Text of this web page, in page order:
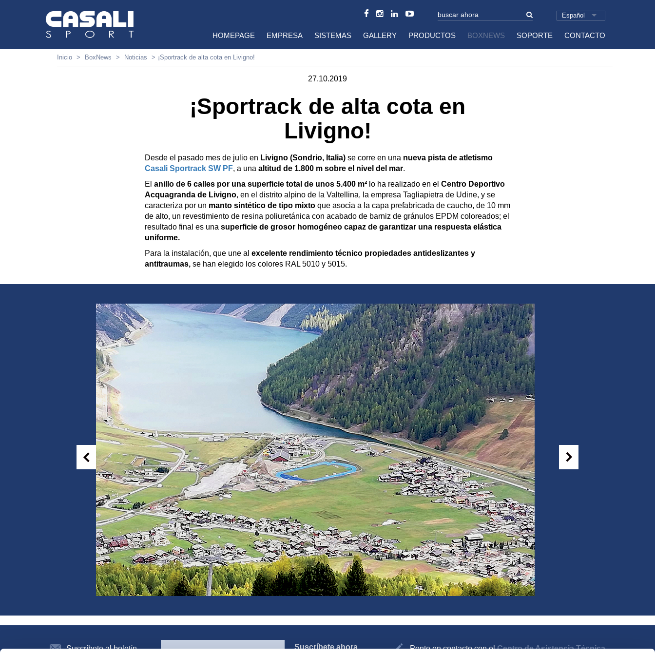
Español
HOMEPAGE EMPRESA SISTEMAS GALLERY PRODUCTOS BOXNEWS SOPORTE CONTACTO
Inicio BoxNews Noticias ¡Sportrack de alta cota en Livigno!
27.10.2019
¡Sportrack de alta cota en
Livigno!
Desde el pasado mes de julio en Livigno (Sondrio, Italia) se corre en una nueva pista de atletismo
Casali Sportrack SW PF, a una altitud de 1.800 m sobre el nivel del mar.
El anillo de 6 calles por una superficie total de unos 5.400 m² lo ha realizado en el Centro Deportivo
Acquagranda de Livigno, en el distrito alpino de la Valtellina, la empresa Tagliapietra de Udine, y se
caracteriza por un manto sintético de tipo mixto que asocia a la capa prefabricada de caucho, de 10 mm
de alto, un revestimiento de resina poliuretánica con acabado de barniz de gránulos EPDM coloreados; el
resultado final es una superficie de grosor homogéneo capaz de garantizar una respuesta elástica
uniforme.
Para la instalación, que une al excelente rendimiento técnico propiedades antideslizantes y
antitraumas, se han elegido los colores RAL 5010 y 5015.
Suscríbete al boletín Suscríbete ahora Ponte en contacto con elCentro de Asistencia Técnica